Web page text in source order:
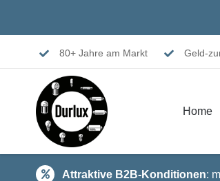
80+ Jahre am Markt Geld-
Home
Attraktive B2B-Konditionen: